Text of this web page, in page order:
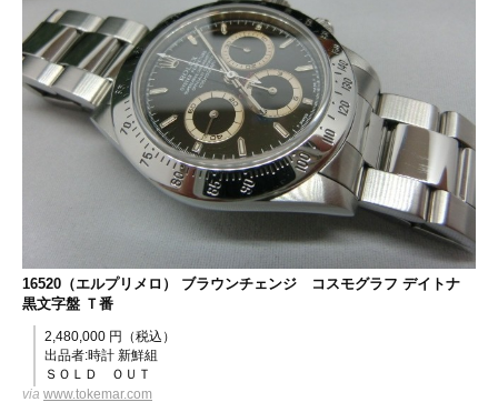
16520（エルプリメロ） ブラウンチェンジ コスモグラフ デイトナ
黒文字盤 Ｔ番
2,480,000 円（税込）
出品者:時計 新鮮組
ＳＯＬＤ ＯＵＴ
via www.tokemar.com